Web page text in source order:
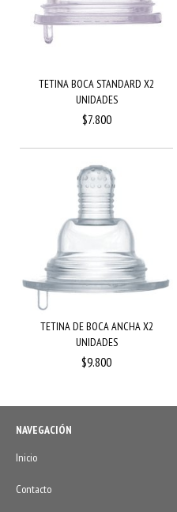
TETINA BOCA STANDARD X2
UNIDADES
$7.800
TETINA DE BOCA ANCHA X2
UNIDADES
$9.800
NAVEGACIÓN
Inicio
Contacto